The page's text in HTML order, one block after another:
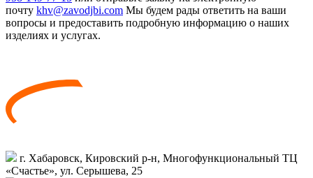
почту khv@zavodjbi.com Мы будем рады ответить на ваши
вопросы и предоставить подробную информацию о наших
изделиях и услугах.
г. Хабаровск, Кировский р-н, Многофункциональный ТЦ
«Счастье», ул. Серышева, 25